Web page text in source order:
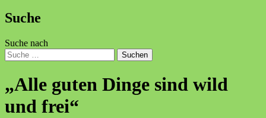
Suche
Suche nach
Suchen
„Alle guten Dinge sind wild
und frei“